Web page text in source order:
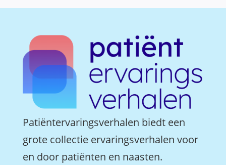
Patiëntervaringsverhalen biedt een
grote collectie ervaringsverhalen voor
en door patiënten en naasten.